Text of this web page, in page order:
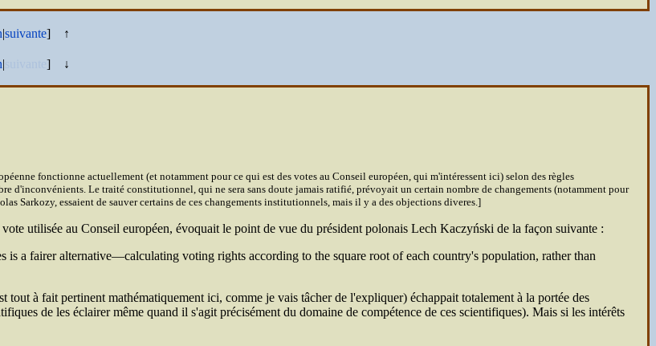
|suivante] ↑
| ] ↓
fonctionne actuellement (et notamment pour ce qui est des votes au Conseil européen, qui m'intéressent ici) selon des règles
d'inconvénients. Le traité constitutionnel, qui ne sera sans doute jamais ratifié, prévoyait un certain nombre de changements (notamment pour
Sarkozy, essaient de sauver certains de ces changements institutionnels, mais il y a des objections diveres.]
utilisée au Conseil européen, évoquait le point de vue du président polonais Lech Kaczyński de la façon suivante :
is a fairer alternative—calculating voting rights according to the square root of each country's population, rather than
tout à fait pertinent mathématiquement ici, comme je vais tâcher de l'expliquer) échappait totalement à la portée des
de les éclairer même quand il s'agit précisément du domaine de compétence de ces scientifiques). Mais si les intérêts